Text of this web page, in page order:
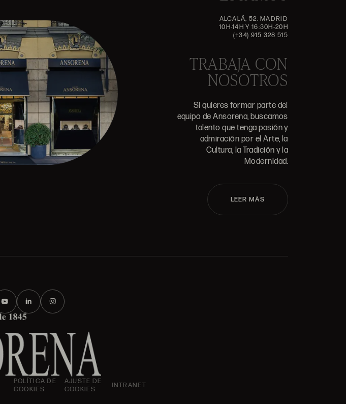
ALCALÁ, 52. MADRID
10H-14H Y 16:30H-20H
(+34) 915 328 515
TRABAJA CON
NOSOTROS
Si quieres formar parte del
equipo de Ansorena, buscamos
talento que tenga pasión y
admiración por el Arte, la
Cultura, la Tradición y la
Modernidad.
LEER MÁS
POLÍTICA DE
COOKIES
AJUSTE DE
COOKIES
INTRANET